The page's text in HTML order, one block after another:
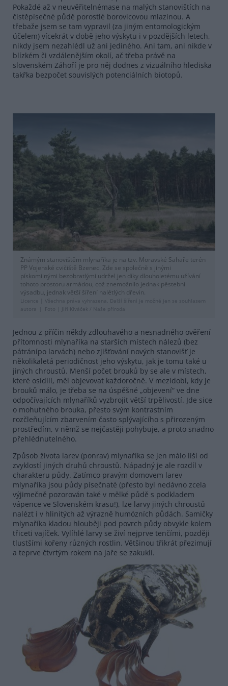
Pokaždé až v neuvěřitelnémase na malých stanovištích na
čistěpísečné půdě porostlé borovicovou mlazinou. A
třebaže jsem se tam vypravil (za jiným entomologickým
účelem) vícekrát v době jeho výskytu i v pozdějších letech,
nikdy jsem nezahlédl už ani jediného. Ani tam, ani nikde v
blízkém či vzdálenějším okolí, ač třeba právě na
slovenském Záhoří je pro něj dodnes z vizuálního hlediska
takřka bezpočet souvislých potenciálních biotopů.
Známým stanovištěm mlynaříka je na tzv. Moravské Sahaře terén
PP Vojenské cvičiště Bzenec. Zde se společně s jinými
pískomilnými bezobratlými udržel jen díky dlouholetému užívání
tohoto prostoru armádou, což znemožnilo jednak pěstební
výsadbu, jednak větší šíření nalétlých dřevin.
Licence |
Všechna práva vyhrazena. Další šíření je možné jen se souhlasem
autora
Foto | Jiří Klváček / Naše příroda
Jednou z příčin někdy zdlouhavého a nesnadného ověření
přítomnosti mlynaříka na starších místech nálezů (bez
pátránípo larvách) nebo zjišťování nových stanovišť je
několikaletá periodičnost jeho výskytu, jak je tomu také u
jiných chroustů. Menší počet brouků by se ale v místech,
které osídlil, měl objevovat každoročně. V mezidobí, kdy je
brouků málo, je třeba se na úspěšné „objevení“ ve dne
odpočívajících mlynaříků vyzbrojit větší trpělivostí. Jde sice
o mohutného brouka, přesto svým kontrastním
rozčleňujícím zbarvením často splývajícího s přirozeným
prostředím, v němž se nejčastěji pohybuje, a proto snadno
přehlédnutelného.
Způsob života larev (ponrav) mlynaříka se jen málo liší od
zvyklostí jiných druhů chroustů. Nápadný je ale rozdíl v
charakteru půdy. Zatímco pravým domovem larev
mlynaříka jsou půdy písečnaté (přesto byl nedávno zcela
výjimečně pozorován také v mělké půdě s podkladem
vápence ve Slovenském krasu!), lze larvy jiných chroustů
nalézt i v hlinitých až výrazně humózních půdách. Samičky
mlynaříka kladou hlouběji pod povrch půdy obvykle kolem
třiceti vajíček. Vylíhlé larvy se živí nejprve tenčími, později
tlustšími kořeny různých rostlin. Většinou třikrát přezimují
a teprve čtvrtým rokem na jaře se zakuklí.